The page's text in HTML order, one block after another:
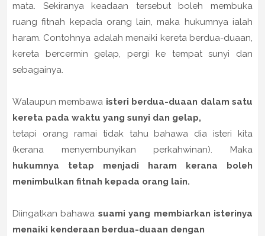
mata. Sekiranya keadaan tersebut boleh membuka
ruang fitnah kepada orang lain, maka hukumnya ialah
haram. Contohnya adalah menaiki kereta berdua-duaan,
kereta bercermin gelap, pergi ke tempat sunyi dan
sebagainya.
Walaupun membawa isteri berdua-duaan dalam satu
kereta pada waktu yang sunyi dan gelap,
tetapi orang ramai tidak tahu bahawa dia isteri kita
(kerana menyembunyikan perkahwinan). Maka
hukumnya tetap menjadi haram kerana boleh
menimbulkan fitnah kepada orang lain.
Diingatkan bahawa suami yang membiarkan isterinya
menaiki kenderaan berdua-duaan dengan